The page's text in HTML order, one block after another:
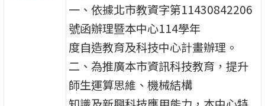
一、依據北市教資字第11430842206
號函辦理暨本中心114學年
度自造教育及科技中心計畫辦理。
二、為推廣本市資訊科技教育，提升
師生運算思維、機械結構